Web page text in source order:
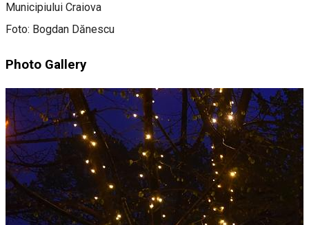
Municipiului Craiova
Foto: Bogdan Dănescu
Photo Gallery